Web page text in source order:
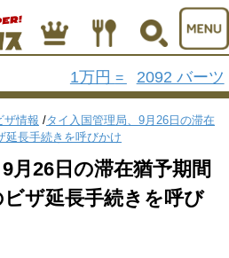
1万円 = 2092 バーツ
ザ情報 /タイ入国管理局、9月26日の滞在
延長手続きを呼びかけ
月26日の滞在猶予期間
ザ延長手続きを呼び